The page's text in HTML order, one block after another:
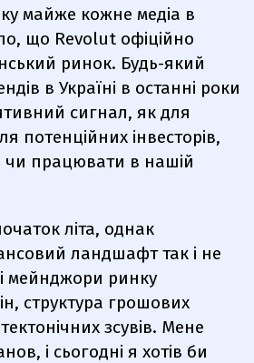
майже кожне медіа в
що Revolut офіційно
ринок. Будь-який
в Україні в останні роки
сигнал, як для
потенційних інвесторів,
чи працювати в нашій
літа, однак
ландшафт так і не
мейнджори ринку
структура грошових
зсувів. Мене
і сьогодні я хотів би